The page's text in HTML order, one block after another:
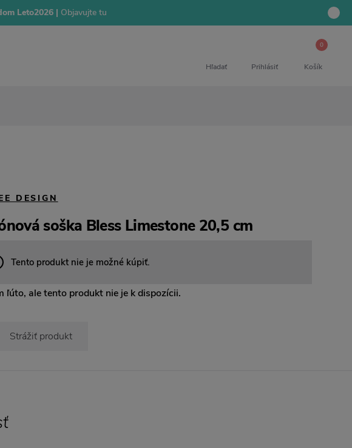
Leto2026 | Objavujte tu
Hľadať Prihlásiť
0
Košík
DESIGN
soška Bless Limestone 20,5 cm
Tento produkt nie je možné kúpiť.
ľúto, ale tento produkt nie je k dispozícii.
Strážiť produkt